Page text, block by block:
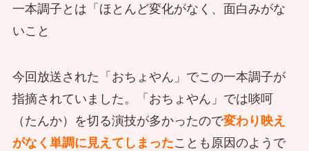
一本調子とは「ほとんど変化がなく、面白みがな
いこと
今回放送された「おちょやん」でこの一本調子が
指摘されていました。「おちょやん」では啖呵
（たんか）を切る演技が多かったので変わり映え
がなく単調に見えてしまったことも原因のようで